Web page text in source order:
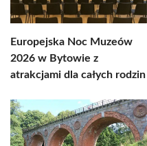
Europejska Noc Muzeów
2026 w Bytowie z
atrakcjami dla całych rodzin